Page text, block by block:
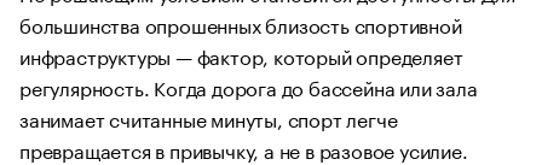
большинства опрошенных близость спортивной
инфраструктуры — фактор, который определяет
регулярность. Когда дорога до бассейна или зала
занимает считанные минуты, спорт легче
превращается в привычку, а не в разовое усилие.